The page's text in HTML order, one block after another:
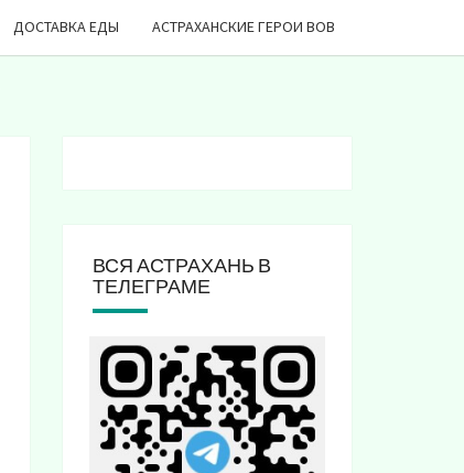
ДОСТАВКА ЕДЫ АСТРАХАНСКИЕ ГЕРОИ ВОВ
ВСЯ АСТРАХАНЬ В
ТЕЛЕГРАМЕ